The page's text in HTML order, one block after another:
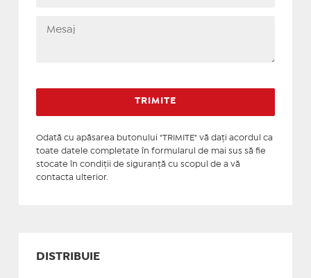
Odată cu apăsarea butonului "TRIMITE" vă daţi acordul ca
toate datele completate în formularul de mai sus să fie
stocate în condiţii de siguranţă cu scopul de a vă
contacta ulterior.
DISTRIBUIE